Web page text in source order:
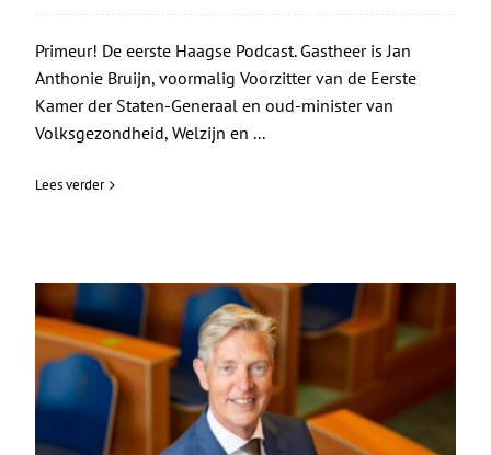
Primeur! De eerste Haagse Podcast. Gastheer is Jan
Anthonie Bruijn, voormalig Voorzitter van de Eerste
Kamer der Staten-Generaal en oud-minister van
Volksgezondheid, Welzijn en ...
Lees verder